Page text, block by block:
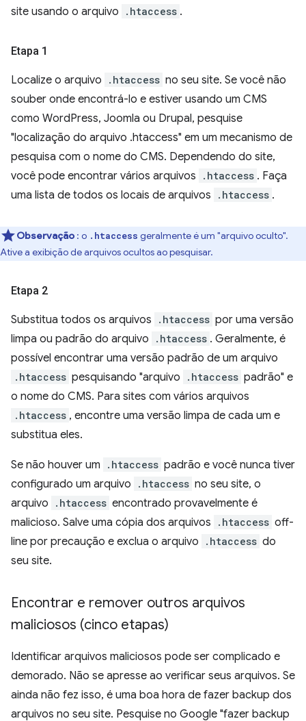
site usando o arquivo
.htaccess .
Etapa 1
Localize o arquivo .htaccess no seu site. Se você não
souber onde encontrá-lo e estiver usando um CMS
como WordPress, Joomla ou Drupal, pesquise
"localização do arquivo .htaccess" em um mecanismo de
pesquisa com o nome do CMS. Dependendo do site,
você pode encontrar vários arquivos
.htaccess . Faça
uma lista de todos os locais de arquivos
.htaccess .
Observação : o .htaccess geralmente é um "arquivo oculto".
Ative a exibição de arquivos ocultos ao pesquisar.
Etapa 2
Substitua todos os arquivos .htaccess por uma versão
limpa ou padrão do arquivo
.htaccess . Geralmente, é
possível encontrar uma versão padrão de um arquivo
.htaccess pesquisando "arquivo .htaccess padrão" e
o nome do CMS. Para sites com vários arquivos
.htaccess , encontre uma versão limpa de cada um e
substitua eles.
Se não houver um .htaccess padrão e você nunca tiver
configurado um arquivo
.htaccess no seu site, o
arquivo
.htaccess encontrado provavelmente é
malicioso. Salve uma cópia dos arquivos
.htaccess off-
line por precaução e exclua o arquivo
.htaccess do
seu site.
Encontrar e remover outros arquivos
maliciosos (cinco etapas)
Identificar arquivos maliciosos pode ser complicado e
demorado. Não se apresse ao verificar seus arquivos. Se
ainda não fez isso, é uma boa hora de fazer backup dos
arquivos no seu site. Pesquise no Google "fazer backup